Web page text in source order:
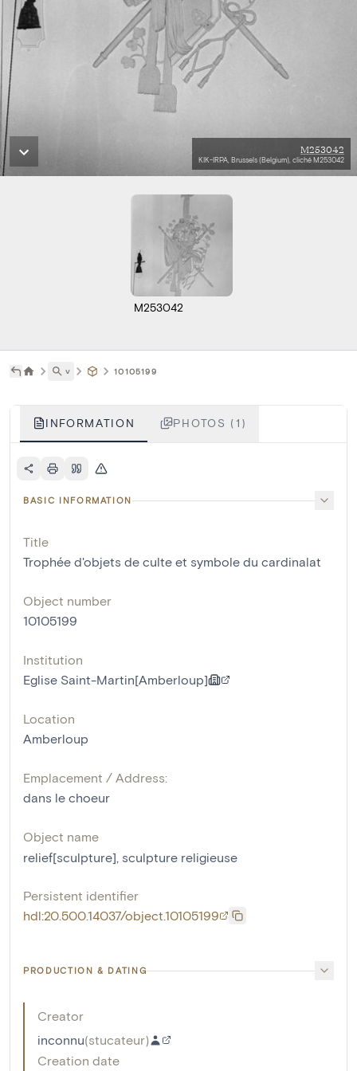
M253042
KIK-IRPA, Brussels (Belgium), cliché M253042
M253042
˅ 10105199
INFORMATION PHOTOS (1)
BASIC INFORMATION
Title
Trophée d'objets de culte et symbole du cardinalat
Object number
10105199
Institution
Eglise Saint-Martin[Amberloup]
Location
Amberloup
Emplacement / Address:
dans le choeur
Object name
relief[sculpture], sculpture religieuse
Persistent identifier
hdl:20.500.14037/object.10105199
PRODUCTION & DATING
Creator
inconnu(stucateur)
Creation date